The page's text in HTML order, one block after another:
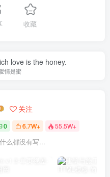
收藏
love is the honey.
情是蜜
关注
0 6.7W+ 55.5W+
么都没有写...